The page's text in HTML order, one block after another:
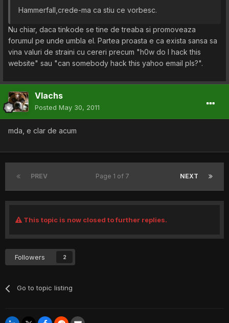
Hammerfall,crede-ma ca stiu ce vorbesc.
Nu chiar, daca tinkode se tine de treaba si promoveaza
forumul pe unde umbla el. Partea proasta e ca exista sansa sa
vina valuri de straini cu cereri precum "h0w do I hack this
website" sau "can somebody hack this yahoo email pls?".
Vlachs
Posted May 30, 2011
mda, e clar de acum
PREV NEXT
Page 1 of 7
This topic is now closed to further replies.
Followers 2
Go to topic listing